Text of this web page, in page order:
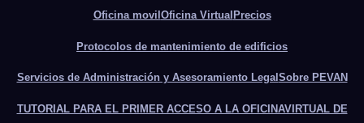
Oficina movil Oficina Virtual Precios
Protocolos de mantenimiento de edificios
Servicios de Administración y Asesoramiento Legal Sobre PEVAN
TUTORIAL PARA EL PRIMER ACCESO A LA OFICINAVIRTUAL DE